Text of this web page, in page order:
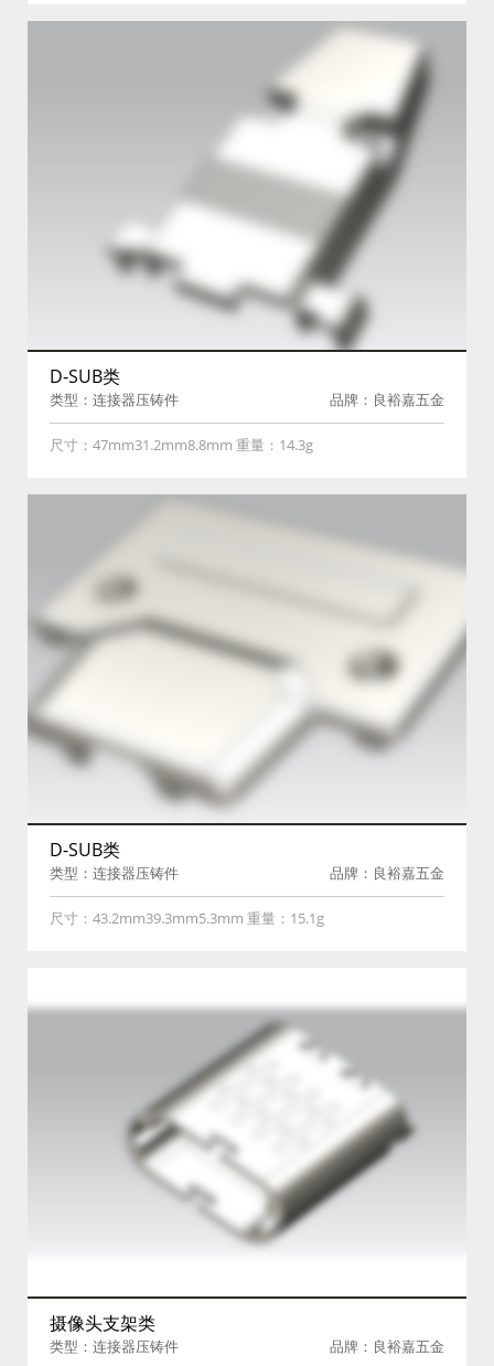
D-SUB类
类型：连接器压铸件 品牌：良裕嘉五金
尺寸：47mm31.2mm8.8mm 重量：14.3g
D-SUB类
类型：连接器压铸件 品牌：良裕嘉五金
尺寸：43.2mm39.3mm5.3mm 重量：15.1g
摄像头支架类
类型：连接器压铸件 品牌：良裕嘉五金